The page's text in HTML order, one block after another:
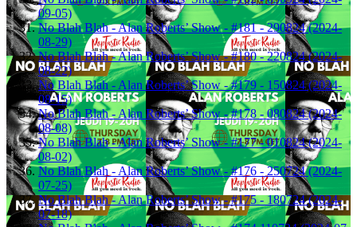
09-05)
No Blah Blah - Alan Roberts’ Show - #181 - 290824 (2024-
08-29)
No Blah Blah - Alan Roberts’ Show - #180 - 220824 (2024-
08-22)
No Blah Blah - Alan Roberts’ Show - #179 - 150824 (2024-
08-15)
No Blah Blah - Alan Roberts’ Show - #178 - 080824 (2024-
08-08)
No Blah Blah - Alan Roberts’ Show - #177 - 010824 (2024-
08-02)
No Blah Blah - Alan Roberts’ Show - #176 - 250724 (2024-
07-25)
No Blah Blah - Alan Roberts’ Show - #175 - 180724 (2024-
07-18)